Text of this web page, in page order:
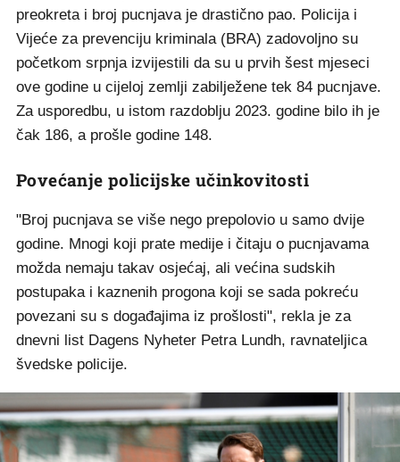
preokreta i broj pucnjava je drastično pao. Policija i
Vijeće za prevenciju kriminala (BRA) zadovoljno su
početkom srpnja izvijestili da su u prvih šest mjeseci
ove godine u cijeloj zemlji zabilježene tek 84 pucnjave.
Za usporedbu, u istom razdoblju 2023. godine bilo ih je
čak 186, a prošle godine 148.
Povećanje policijske učinkovitosti
"Broj pucnjava se više nego prepolovio u samo dvije
godine. Mnogi koji prate medije i čitaju o pucnjavama
možda nemaju takav osjećaj, ali većina sudskih
postupaka i kaznenih progona koji se sada pokreću
povezani su s događajima iz prošlosti", rekla je za
dnevni list Dagens Nyheter Petra Lundh, ravnateljica
švedske policije.